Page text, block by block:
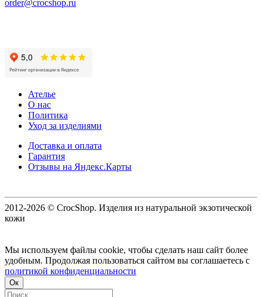
order@crocshop.ru
Ателье
О нас
Политика
Уход за изделиями
Доставка и оплата
Гарантия
Отзывы на Яндекс.Карты
2012-2026 © CrocShop. Изделия из натуральной экзотической
кожи
Мы используем файлы cookie, чтобы сделать наш сайт более
удобным. Продолжая пользоваться сайтом вы соглашаетесь с
политикой конфиденциальности
Ок